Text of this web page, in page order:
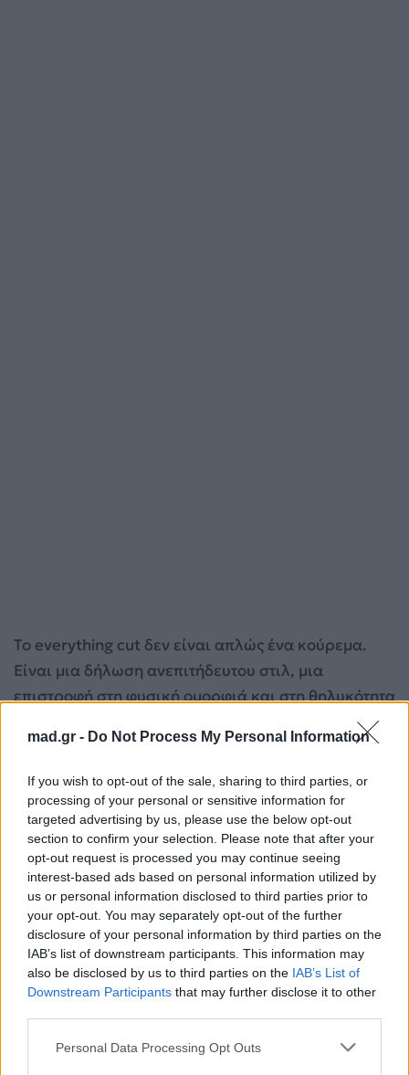
mad.gr - Do Not Process My Personal Information
If you wish to opt-out of the sale, sharing to third parties, or
processing of your personal or sensitive information for
targeted advertising by us, please use the below opt-out
section to confirm your selection. Please note that after your
opt-out request is processed you may continue seeing
interest-based ads based on personal information utilized by
us or personal information disclosed to third parties prior to
your opt-out. You may separately opt-out of the further
disclosure of your personal information by third parties on the
IAB’s list of downstream participants. This information may
also be disclosed by us to third parties on the IAB’s List of
Downstream Participants that may further disclose it to other
Personal Data Processing Opt Outs
Το everything cut δεν είναι απλώς ένα κούρεμα.
Είναι μια δήλωση ανεπιτήδευτου στιλ, μια
επιστροφή στη φυσική ομορφιά και στη θηλυκότητα
που δεν προσπαθεί πολύ – αλλά καταφέρνει τα
πάντα. Αν είσαι έτοιμη να αλλάξεις κάτι αυτό το
καλοκαίρι χωρίς να θυσιάσεις την άνεσή σου,
ξέρεις τι πρέπει να ζητήσεις. Ένα κούρεμα που
κάνει τα πάντα, για μια γυναίκα που δεν έχει πια
τίποτα να αποδείξει, μόνο να απολαύσει.
Διάβασε επίσης:Polka Dot Nails: Το απόλυτο
καλοκαιρινό nail trend με την υπογραφή της
Hailey Bieber
Για σχόλια, μηνύματα ή φωτογραφικό υλικό
Instagram